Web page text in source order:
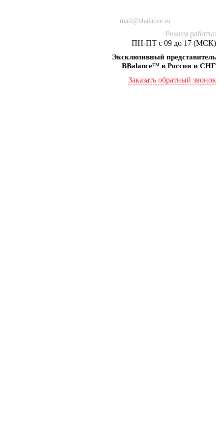
mail@bbalance.ru
Режим работы:
ПН-ПТ с 09 до 17 (МСК)
Эксклюзивный представитель
BBalance™ в России и СНГ
Заказать обратный звонок